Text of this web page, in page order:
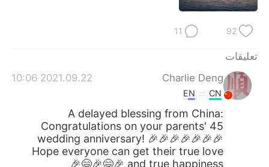
92
11
تعليقات
Charlie Deng
2021.09.22 10:06
CN
EN
A delayed blessing from China:
Congratulations on your parents' 45
wedding anniversary! 🎉🎉🎉🎉🎉🎉🎉
Hope everyone can get their true love
and true happiness 🎉😄🎉😄🎉